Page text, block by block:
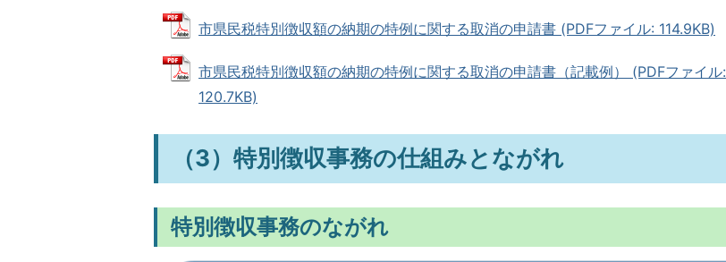
市県民税特別徴収額の納期の特例に関する取消の申請書 (PDFファイル: 114.9KB)
市県民税特別徴収額の納期の特例に関する取消の申請書（記載例） (PDFファイル:
120.7KB)
（3）特別徴収事務の仕組みとながれ
特別徴収事務のながれ